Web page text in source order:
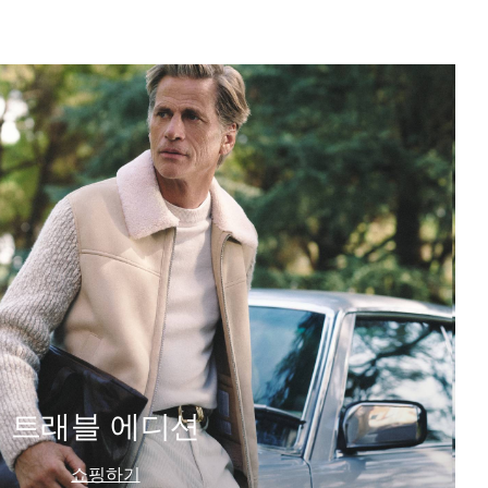
트래블 에디션
쇼핑하기